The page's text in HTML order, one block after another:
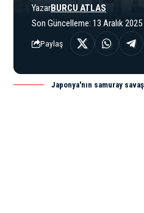
Son Güncelleme: 13 Aralık 2025
YazarBURCU ATLAS
Paylaş
Japonya'nın samuray